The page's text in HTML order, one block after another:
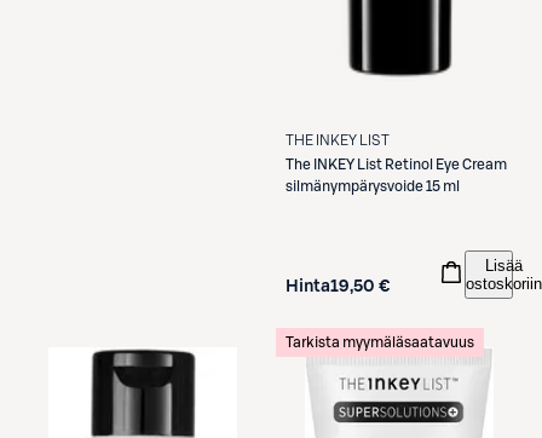
THE INKEY LIST
The INKEY List Retinol Eye Cream
silmänympärysvoide 15 ml
Hinta19,50 €
Lisää
ostoskoriin
Tarkista myymäläsaatavuus